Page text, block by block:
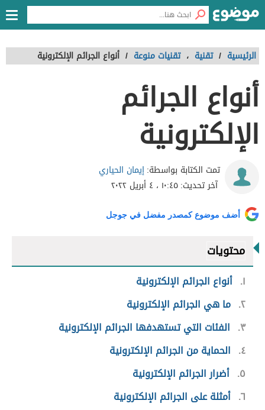
الرئيسية / تقنية ، تقنيات منوعة / أنواع الجرائم الإلكترونية
أنواع الجرائم
الإلكترونية
تمت الكتابة بواسطة:إيمان الحياري
آخر تحديث:١٠:٤٥ ، ٤ أبريل ٢٠٢٢
أضف موضوع كمصدر مفضل في جوجل
محتويات
١ أنواع الجرائم الإلكترونية
٢ ما هي الجرائم الإلكترونية
٣
الفئات التي تستهدفها الجرائم الإلكترونية
٤
الحماية من الجرائم الإلكترونية
٥ أضرار الجرائم الإلكترونية
٦ أمثلة على الجرائم الإلكترونية